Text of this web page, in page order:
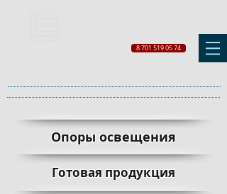
8 701 519 05 74
Опоры освещения
Готовая продукция